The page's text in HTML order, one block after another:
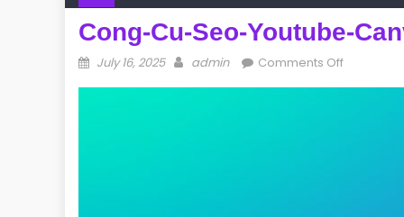
Cong-Cu-Seo-Youtube-
Posted on
July 16, 2025 Author
admin Comments Off